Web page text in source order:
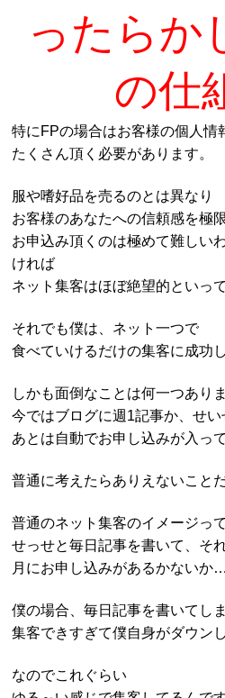
ったらか
の仕
特にFPの場合はお客様の個人情
たくさん頂く必要があります。
服や嗜好品を売るのとは異なり
お客様のあなたへの信頼感を極
お申込み頂くのは極めて難しい
ければ
ネット集客はほぼ絶望的といっ
それでも僕は、ネット一つで
食べていけるだけの集客に成功
しかも面倒なことは何一つあり
今ではブログに週1記事か、せ
あとは自動でお申し込みが入っ
普通に考えたらありえないこと
普通のネット集客のイメージって
せっせと毎日記事を書いて、そ
月にお申し込みがあるかないか
僕の場合、毎日記事を書いてし
集客できすぎて僕自身がダウン
なのでこれぐらい